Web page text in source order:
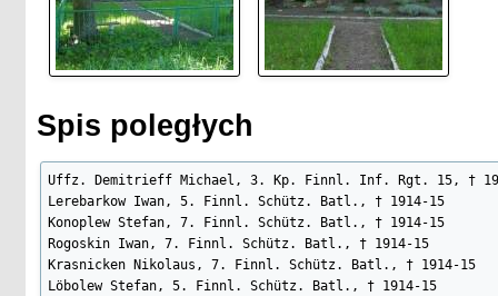
Spis poległych
Uffz. Demitrieff Michael, 3. Kp. Finnl. Inf. Rgt. 15, †
Lerebarkow Iwan, 5. Finnl. Schütz. Batl., † 1914-15
Konoplew Stefan, 7. Finnl. Schütz. Batl., † 1914-15
Rogoskin Iwan, 7. Finnl. Schütz. Batl., † 1914-15
Krasnicken Nikolaus, 7. Finnl. Schütz. Batl., † 1914-15
Löbolew Stefan, 5. Finnl. Schütz. Batl., † 1914-15